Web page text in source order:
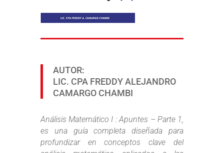
AUTOR:
LIC. CPA FREDDY ALEJANDRO
CAMARGO CHAMBI
Análisis Matemático I : Apuntes – Parte 1,
es una guía completa diseñada para
profundizar en conceptos clave del